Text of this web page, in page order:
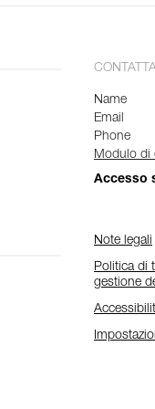
Name
Email
Phone
Modulo di
Accesso
Note legali
Politica di
gestione